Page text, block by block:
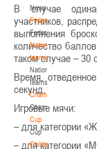
News
Federation
Federation
National
teams
National
teams
Championship
Championship
Cup
Cup
Children
В случае
участников,
выполнения
количество
таком случае – 30
Время,
секунд.
Игровые мячи:
– для категории
– для категории